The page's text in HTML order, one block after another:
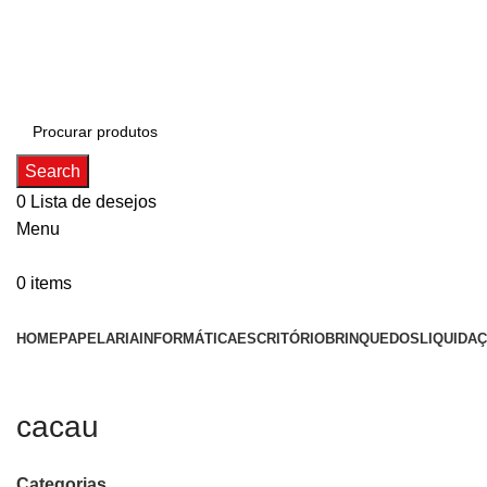
Search
0 Lista de desejos
Menu
0 items
HOMEPAPELARIA INFORMÁTICAESCRITÓRIOBRINQUEDOS
cacau